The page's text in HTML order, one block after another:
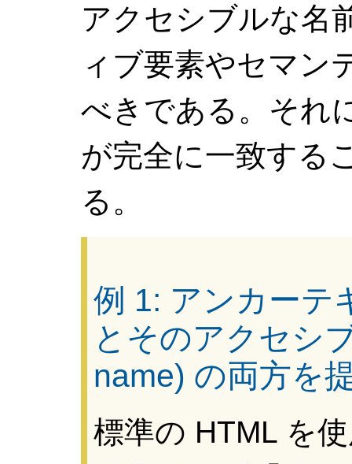
アクセシブルな名
ィブ要素やセマン
べきである。それ
が完全に一致する
る。
例 1: アンカーテ
とそのアクセシ
name) の両方を
標準の HTML を